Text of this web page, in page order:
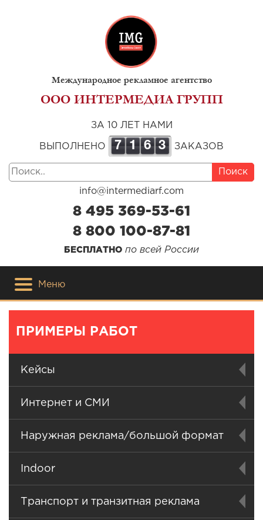
Международное рекламное агентство
ООО ИНТЕРМЕДИА ГРУПП
ЗА 10 ЛЕТ НАМИ
ВЫПОЛНЕНО 7 1 6 3 ЗАКАЗОВ
Поиск
info@intermediarf.com
8 495 369-53-61
8 800 100-87-81
БЕСПЛАТНО по всей России
Меню
ПРИМЕРЫ РАБОТ
Кейсы
Интернет и СМИ
Наружная реклама/большой формат
Indoor
Транспорт и транзитная реклама